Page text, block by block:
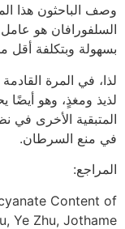
وصف الباحثون هذا
السلفورافان هو
بسهولة وبتكلفة أقل من
لذا، في المرة
لذيذ ومغذٍ، وهو
المتبقية الأخرى في
في منع السرطان.
المراجع:
Content of
Ye Zhu, Jothame